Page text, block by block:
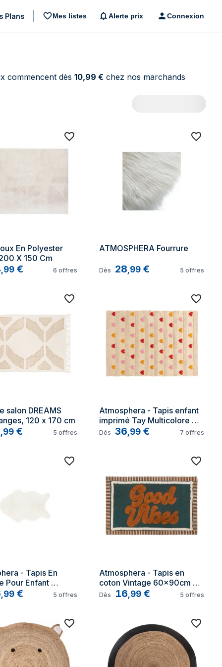
Plans Mes listes Alerte prix Connexion
commencent dès 10,99 € chez nos marchands
En Polyester
X 150 Cm
,99 € 6 offres
ATMOSPHERA Fourrure
Dès 28,99 € 5 offres
salon DREAMS
120 x 170 cm
,99 € 5 offres
Atmosphera - Tapis enfant
imprimé Tay Multicolore
120x170cm créateur
Dès 36,99 € 7 offres
- Tapis En
Pour Enfant
Blanc
,99 € 5 offres
Atmosphera - Tapis en
coton Vintage 60x90cm
bleu canard créateur
Dès 16,99 € 5 offres